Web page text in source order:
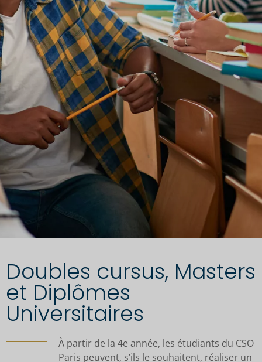
Doubles cursus, Masters
et Diplômes
Universitaires
À partir de la 4e année, les étudiants du CSO
Paris peuvent, s’ils le souhaitent, réaliser un